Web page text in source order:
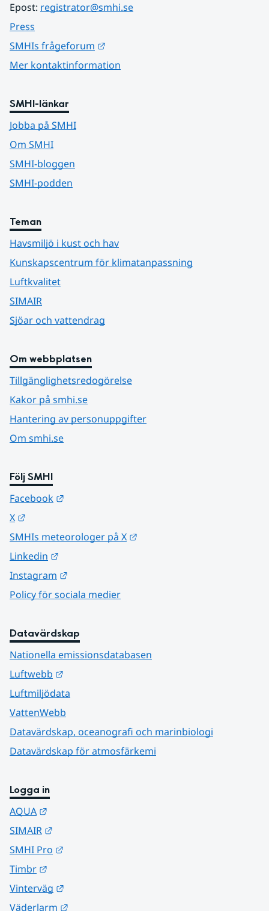
Epost: registrator@smhi.se
Press
SMHIs frågeforum
Mer kontaktinformation
SMHI-länkar
Jobba på SMHI
Om SMHI
SMHI-bloggen
SMHI-podden
Teman
Havsmiljö i kust och hav
Kunskapscentrum för klimatanpassning
Luftkvalitet
SIMAIR
Sjöar och vattendrag
Om webbplatsen
Tillgänglighetsredogörelse
Kakor på smhi.se
Hantering av personuppgifter
Om smhi.se
Följ SMHI
Facebook
X
SMHIs meteorologer på X
Linkedin
Instagram
Policy för sociala medier
Datavärdskap
Nationella emissionsdatabasen
Luftwebb
Luftmiljödata
VattenWebb
Datavärdskap, oceanografi och marinbiologi
Datavärdskap för atmosfärkemi
Logga in
AQUA
SIMAIR
SMHI Pro
Timbr
Vinterväg
Väderlarm